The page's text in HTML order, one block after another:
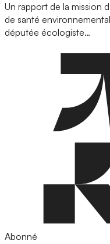
Un rapport de la mission
de santé
députée écologiste…
Abonné